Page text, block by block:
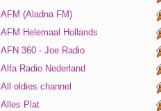
AFM (Aladna FM)
AFM Helemaal Hollands
AFN 360 - Joe Radio
Alfa Radio Nederland
All oldies channel
Alles Plat